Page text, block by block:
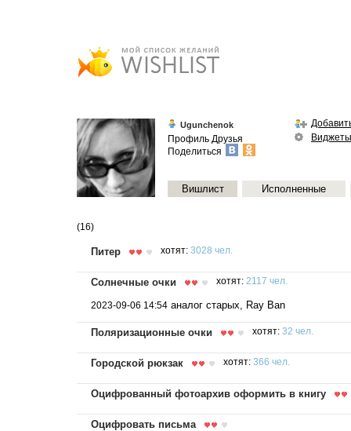
Ugunchenok
Профиль Друзья
Поделиться
Виджеты
Вишлист Исполненные
(16)
Питер хотят: 3028 чел.
Солнечные очки хотят: 2117 чел.
2023-09-06 14:54 аналог старых, Ray Ban
Поляризационные очки хотят: 32 чел.
Городской рюкзак хотят: 366 чел.
Оцифрованный фотоархив оформить в книгу
Оцифровать письма